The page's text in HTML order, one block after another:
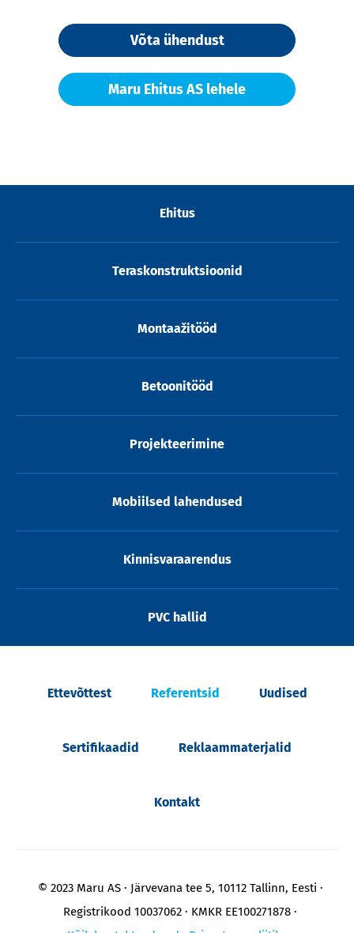
Võta ühendust
Maru Ehitus AS lehele
Ehitus
Teraskonstruktsioonid
Montaažitööd
Betoonitööd
Projekteerimine
Mobiilsed lahendused
Kinnisvaraarendus
PVC hallid
Ettevõttest Referentsid Uudised
Sertifikaadid Reklaammaterjalid
Kontakt
© 2023 Maru AS
Järvevana tee 5, 10112 Tallinn, Eesti
Registrikood 10037062
KMKR EE100271878